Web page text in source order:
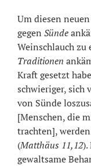
Um diesen
gegen Sünde
Weinschlauch zu
Traditionen
Kraft gesetzt
schwieriger, sich
von Sünde
[Menschen, die
trachten],
(Matthäus 11,12).
gewaltsame